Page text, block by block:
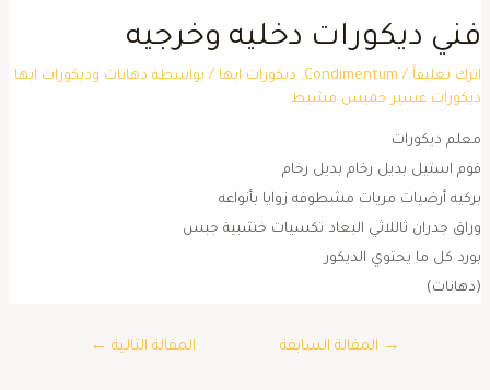
ديكورات دخليه وخرجيه
تعليقاً /
Condimentum
,ديكورات ابها/ بواسطة دهانات وديكورات ابها
عسير خميس مشيط
ديكورات
استيل بديل رخام بديل رخام
أرضيات مريات مشطوفه زوايا بأنواعه
جدران ثاللاثي البعاد تكسيات خشبية جبس
كل ما يحتوي الديكور
→المقالة السابقة المقالة التالية←